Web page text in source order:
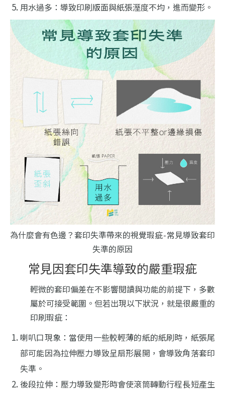
用水過多：導致印刷版面與紙張溼度不均，進而變形。
為什麼會有色邊？套印失準帶來的視覺瑕疵 - 常見導致套印
失準的原因
常見因套印失準導致的嚴重瑕疵
輕微的套印偏差在不影響閱讀與功能的前提下，多數
屬於可接受範圍。但若出現以下狀況，就是很嚴重的
印刷瑕疵：
喇叭口現象：當使用一些較輕薄的紙的紙刷時，紙張尾
部可能因為拉伸壓力導致呈扇形展開，會導致角落套印
失準。
後段拉伸：壓力導致變形時會使滾筒轉動行程長短產生